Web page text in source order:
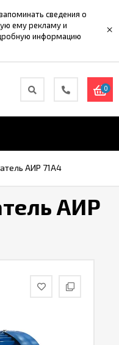
сведения о
ему рекламу и
информацию
×
0
АИР 71А4
АИР